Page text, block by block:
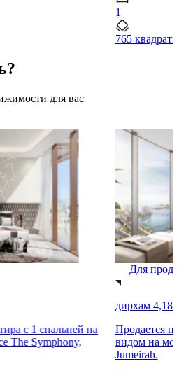
1
765
для вас
с 1 спальней на
The Symphony,
Для
дирхам
Продается
видом на
Jumeirah.